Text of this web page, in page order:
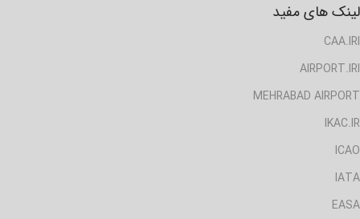
لینک های مفید
CAA.IRI
AIRPORT.IRI
MEHRABAD AIRPORT
IKAC.IR
ICAO
IATA
EASA